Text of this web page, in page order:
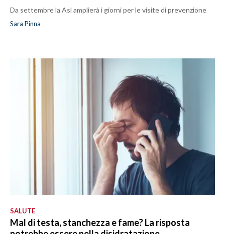
Da settembre la Asl amplierà i giorni per le visite di prevenzione
Sara Pinna
SALUTE
Mal di testa, stanchezza e fame? La risposta